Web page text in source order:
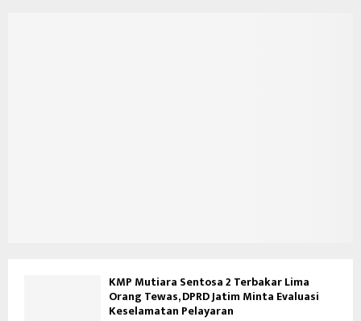
KMP Mutiara Sentosa 2 Terbakar Lima
Orang Tewas, DPRD Jatim Minta Evaluasi
Keselamatan Pelayaran